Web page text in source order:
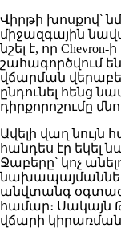
Վիրթի խոսքով՝
միջազգային
նշել է, որ
շահագործվում
վճարման
ընդունել հենց
դիրքորոշումը
Ավելի վաղ
հանդես էր եկել
Ջաբերը՝ կոչ
անվտանգ
համար։ Սակայն
վճարի կիրառման